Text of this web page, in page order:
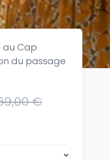
au Cap
du passage
€